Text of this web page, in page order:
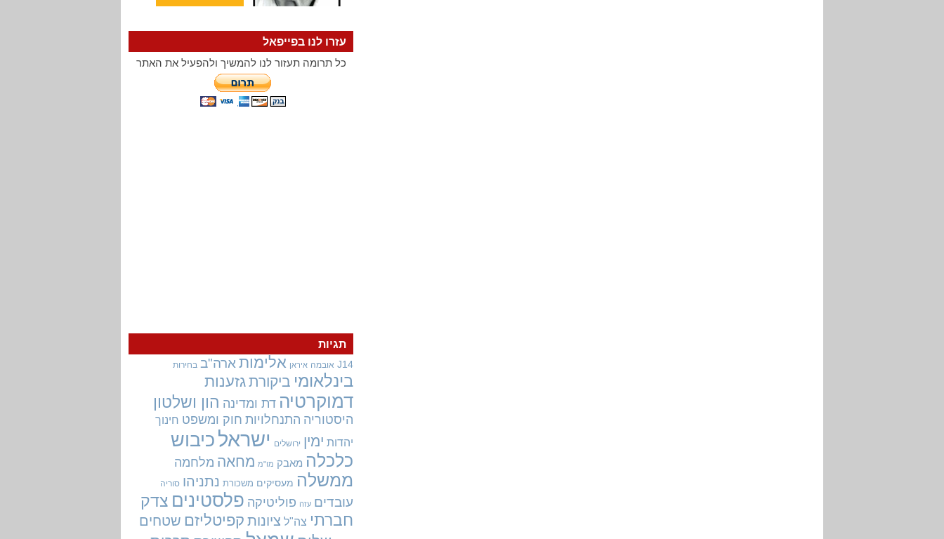
עזרו לנו בפייפאל
כל תרומה תעזור לנו להמשיך ולהפעיל את האתר
תגיות
J14 אובמה איראן אלימות ארה"ב בחירות
בינלאומי ביקורתגזענות
דמוקרטיה דת ומדינה הון ושלטון
היסטוריה התנחלויות חוק ומשפט חינוך
יהדות ימין ירושלים ישראל כיבוש
כלכלה מאבק מו"מ מחאה מלחמה
ממשלה מעסיקים משכורת נתניהו סוריה
עובדים עזה פוליטיקה פלסטינים צדק
חברתי צה"ל ציונות קפיטליזם שטחים